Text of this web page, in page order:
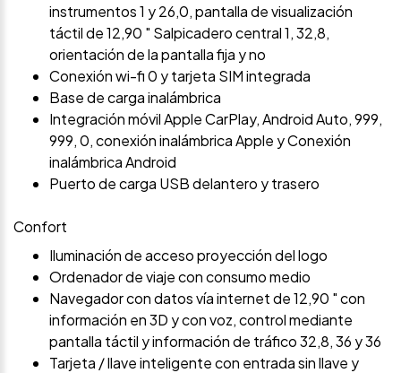
instrumentos 1 y 26,0, pantalla de visualización
táctil de 12,90 " Salpicadero central 1, 32,8,
orientación de la pantalla fija y no
Conexión wi-fi 0 y tarjeta SIM integrada
Base de carga inalámbrica
Integración móvil Apple CarPlay, Android Auto, 999,
999, 0, conexión inalámbrica Apple y Conexión
inalámbrica Android
Puerto de carga USB delantero y trasero
Confort
Iluminación de acceso proyección del logo
Ordenador de viaje con consumo medio
Navegador con datos vía internet de 12,90 " con
información en 3D y con voz, control mediante
pantalla táctil y información de tráfico 32,8, 36 y 36
Tarjeta / llave inteligente con entrada sin llave y